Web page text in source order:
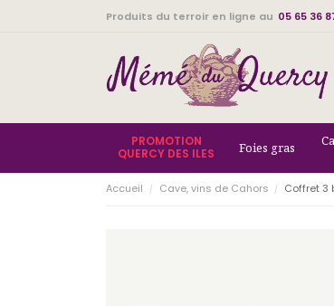
Produits du terroir en ligne au 05 65 36
PROMOTION
QUERCY DES ILES
Foies gras
Accueil Cave, vins de Cahors Coffret 3